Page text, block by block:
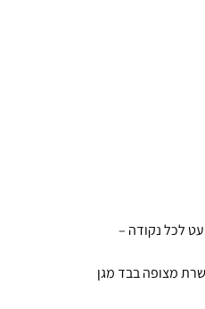
לכל נקודה –
מצופה בבד מגן